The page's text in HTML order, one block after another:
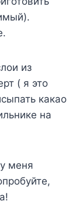
из
( я это
какао
на
меня